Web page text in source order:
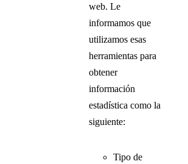
web. Le
informamos que
utilizamos esas
herramientas para
obtener
información
estadística como la
siguiente:
Tipo de